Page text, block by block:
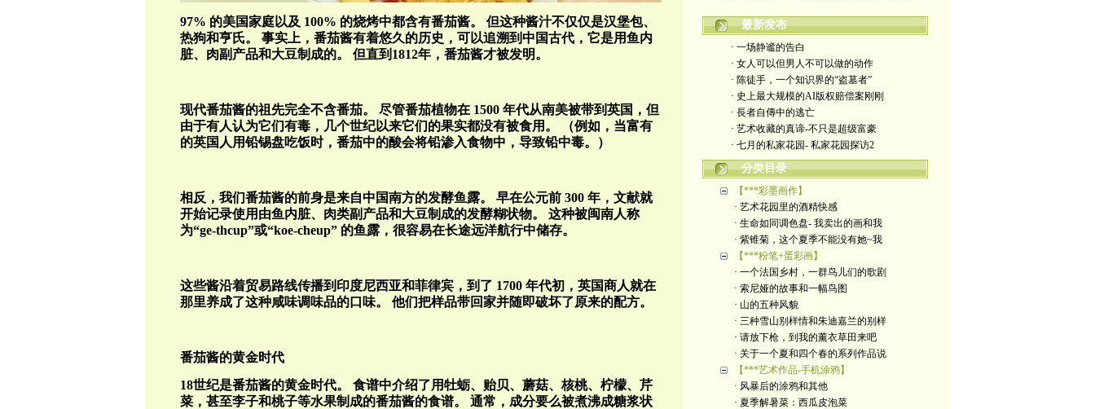
97% 的美国家庭以及 100% 的烧烤中都含有番茄酱。
但这种酱汁不仅仅是汉堡包、
热狗和亨氏。
事实上，番茄酱有着悠久的历史，可以追溯到中国古代，它是用鱼内
脏、肉副产品和大豆制成的。
但直到 1812年，番茄酱才被发明。
现代番茄酱的祖先完全不含番茄。 尽管番茄植物在1500 年代从南美被带到英国，但
由于有人认为它们有毒，几个世纪以来它们的果实都没有被食用。
（例如，当富有
的英国人用铅锡盘吃饭时，番茄中的酸会将铅渗入食物中，导致铅中毒。）
相反，我们番茄酱的前身是来自中国南方的发酵鱼露。 早在公元前300 年，文献就
开始记录使用由鱼内脏、肉类副产品和大豆制成的发酵糊状物。
这种被闽南人称
为“ge-thcup”或“koe-cheup” 的鱼露，很容易在长途远洋航行中储存。
这些酱沿着贸易路线传播到印度尼西亚和菲律宾，到了 1700 年代初，英国商人就在
那里养成了这种咸味调味品的口味。
他们把样品带回家并随即破坏了原来的配方。
番茄酱的黄金时代
18世纪是番茄酱的黄金时代。
食谱中介绍了用牡蛎、贻贝、蘑菇、核桃、柠檬、芹
菜，甚至李子和桃子等水果制成的番茄酱的食谱。
通常，成分要么被煮沸成糖浆状
有意收藏者请私信我，感谢一贯支持
政治转载不一定代表本人意见
艺术博客：https://yimengl.blog
目录中标注星号的为本人艺术原创
最新发布
· 一场静谧的告白
· 女人可以但男人不可以做的动作
· 陈徒手，一个知识界的“盗墓者”
· 史上最大规模的AI版权赔偿案刚刚
· 長者自傳中的逃亡
· 艺术收藏的真谛-不只是超级富豪
· 七月的私家花园- 私家花园探访2
分类目录
【***彩墨画作】
· 艺术花园里的酒精快感
· 生命如同调色盘- 我卖出的画和我
· 紫锥菊，这个夏季不能没有她~我
【***粉笔+蛋彩画】
· 一个法国乡村，一群鸟儿们的歌剧
· 索尼娅的故事和一幅鸟图
· 山的五种风貌
· 三种雪山别样情和朱迪嘉兰的别样
· 请放下枪，到我的薰衣草田来吧
· 关于一个夏和四个春的系列作品说
【***艺术作品-手机涂鸦】
· 风暴后的涂鸦和其他
· 夏季解暑菜：西瓜皮泡菜